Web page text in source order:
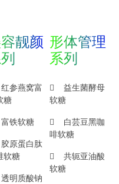
靓颜
红参燕窝富
糖
富铁软糖
胶原蛋白肽
软糖
透明质酸钠
形体管理
系列
益生菌酵母
软糖
白芸豆黑咖
啡软糖
共轭亚油酸
软糖